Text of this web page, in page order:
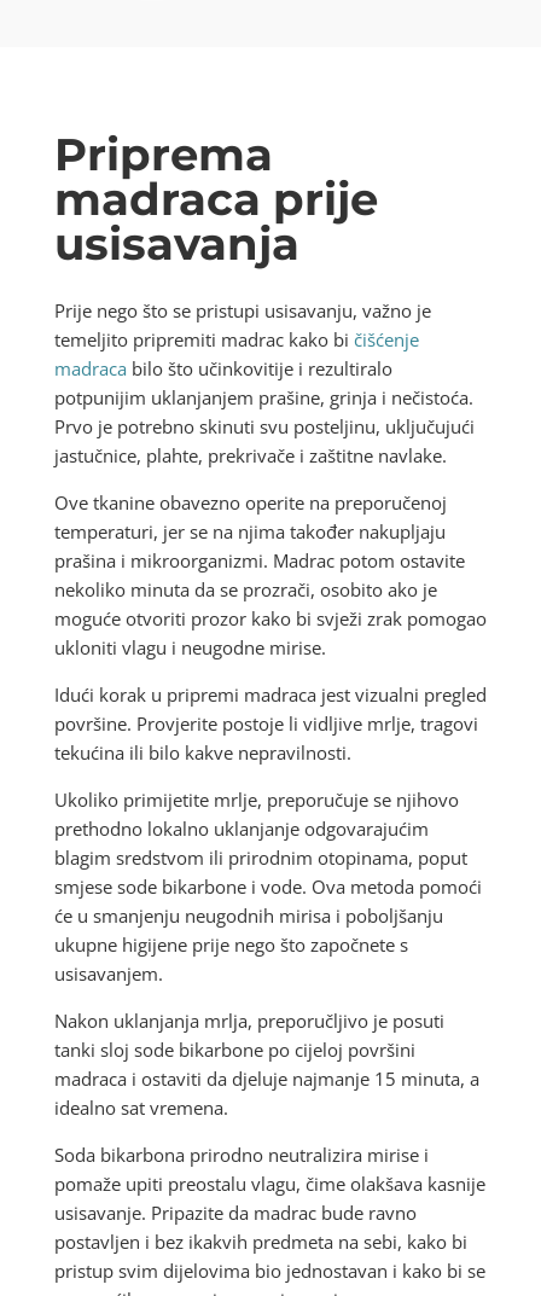
Priprema
madraca prije
usisavanja
Prije nego što se pristupi usisavanju, važno je
temeljito pripremiti madrac kako bi čišćenje
madraca bilo što učinkovitije i rezultiralo
potpunijim uklanjanjem prašine, grinja i nečistoća.
Prvo je potrebno skinuti svu posteljinu, uključujući
jastučnice, plahte, prekrivače i zaštitne navlake.
Ove tkanine obavezno operite na preporučenoj
temperaturi, jer se na njima također nakupljaju
prašina i mikroorganizmi. Madrac potom ostavite
nekoliko minuta da se prozrači, osobito ako je
moguće otvoriti prozor kako bi svježi zrak pomogao
ukloniti vlagu i neugodne mirise.
Idući korak u pripremi madraca jest vizualni pregled
površine. Provjerite postoje li vidljive mrlje, tragovi
tekućina ili bilo kakve nepravilnosti.
Ukoliko primijetite mrlje, preporučuje se njihovo
prethodno lokalno uklanjanje odgovarajućim
blagim sredstvom ili prirodnim otopinama, poput
smjese sode bikarbone i vode. Ova metoda pomoći
će u smanjenju neugodnih mirisa i poboljšanju
ukupne higijene prije nego što započnete s
usisavanjem.
Nakon uklanjanja mrlja, preporučljivo je posuti
tanki sloj sode bikarbone po cijeloj površini
madraca i ostaviti da djeluje najmanje 15 minuta, a
idealno sat vremena.
Soda bikarbona prirodno neutralizira mirise i
pomaže upiti preostalu vlagu, čime olakšava kasnije
usisavanje. Pripazite da madrac bude ravno
postavljen i bez ikakvih predmeta na sebi, kako bi
pristup svim dijelovima bio jednostavan i kako bi se